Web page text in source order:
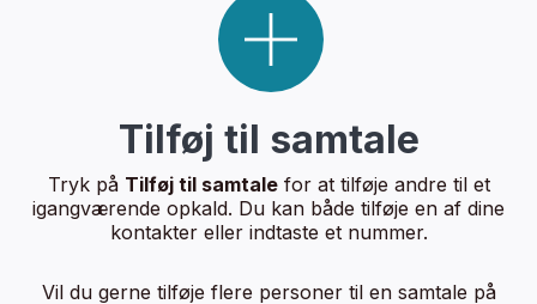
Tilføj til samtale
Tryk på Tilføj til samtalefor at tilføje andre til et
igangværende opkald. Du kan både tilføje en af dine
kontakter eller indtaste et nummer.
Vil du gerne tilføje flere personer til en samtale på